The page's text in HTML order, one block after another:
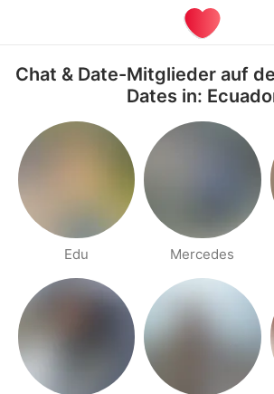
Chat & Date-Mitglieder auf
Dates in:
Edu Mercedes